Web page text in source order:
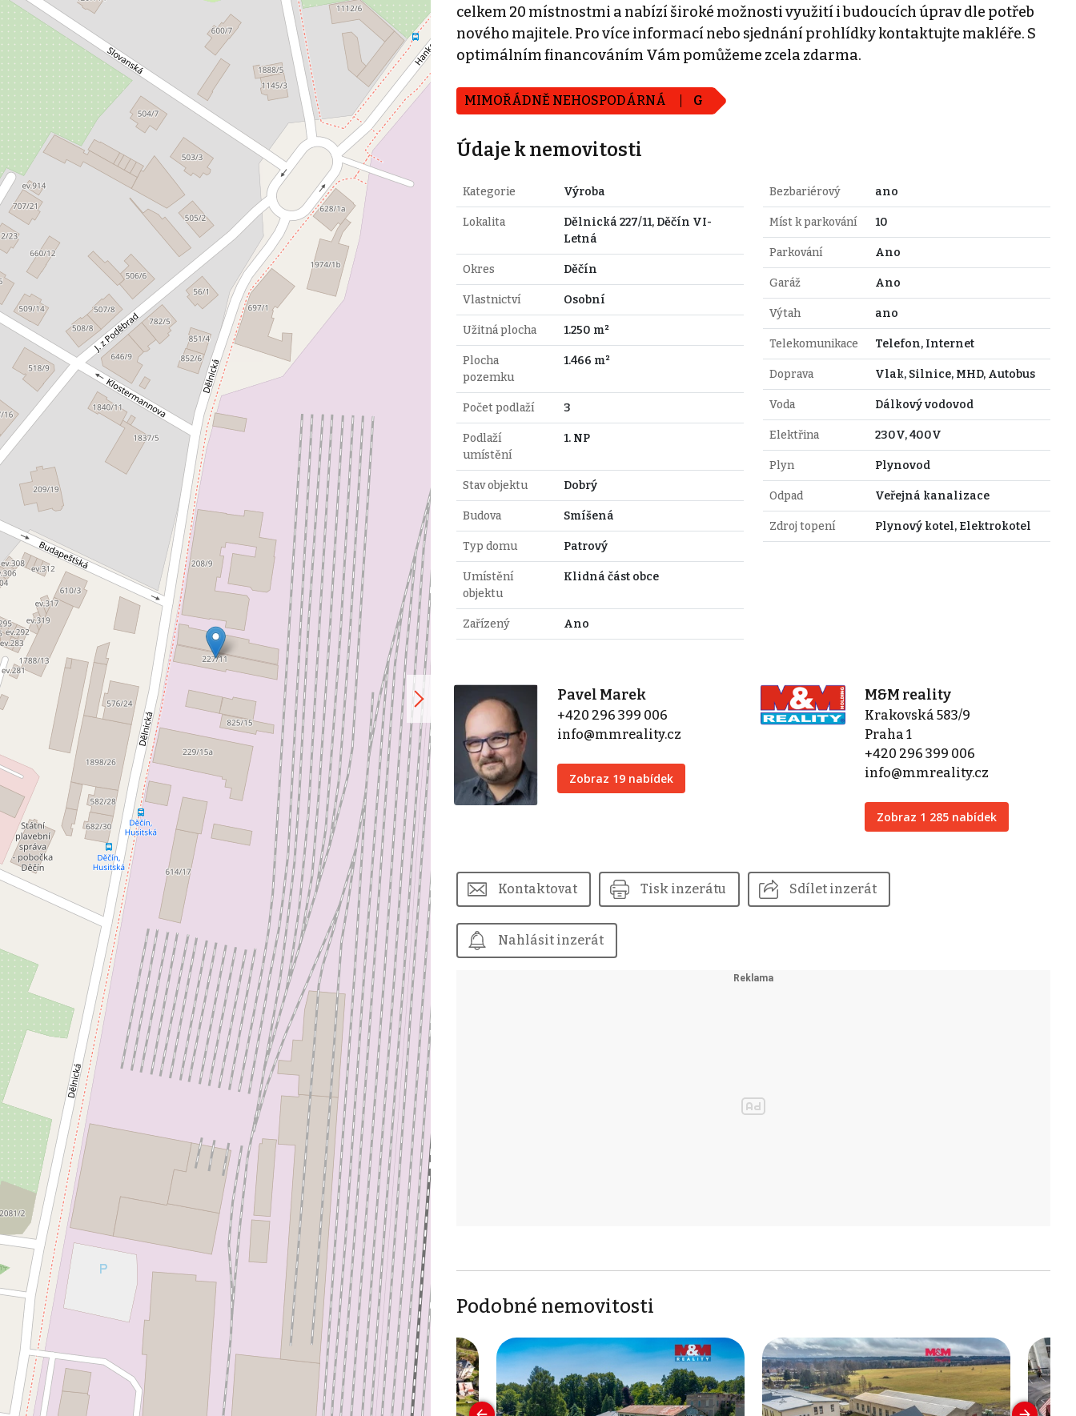
celkem 20 místnostmi a nabízí široké možnosti využití i budoucích úprav dle potřeb
nového majitele. Pro více informací nebo sjednání prohlídky kontaktujte makléře. S
optimálním financováním Vám pomůžeme zcela zdarma.
MIMOŘÁDNĚ NEHOSPODÁRNÁ G
Údaje k nemovitosti
Kategorie Výroba
Lokalita
Dělnická 227/11, Děčín VI-
Letná
Okres Děčín
Vlastnictví Osobní
Užitná plocha 1.250 m²
Plocha
pozemku
1.466 m²
Počet podlaží 3
Podlaží
umístění
1. NP
Stav objektu Dobrý
Budova Smíšená
Typ domu Patrový
Umístění
objektu
Klidná část obce
Zařízený Ano
Bezbariérový ano
Míst k parkování 10
Parkování Ano
Garáž Ano
Výtah ano
Telekomunikace Telefon, Internet
Doprava Vlak, Silnice, MHD, Autobus
Voda Dálkový vodovod
Elektřina 230V, 400V
Plyn Plynovod
Odpad Veřejná kanalizace
Zdroj topení Plynový kotel, Elektrokotel
Pavel Marek
+420 296 399 006
info@mmreality.cz
Zobraz 19 nabídek
M&M reality
Krakovská 583/9
Praha 1
+420 296 399 006
info@mmreality.cz
Zobraz 1 285 nabídek
Kontaktovat Tisk inzerátu Sdílet inzerát
Nahlásit inzerát
Podobné nemovitosti